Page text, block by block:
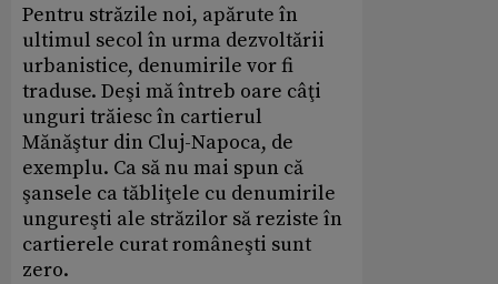
Pentru străzile noi, apărute în
ultimul secol în urma dezvoltării
urbanistice, denumirile vor fi
traduse. Deşi mă întreb oare câţi
unguri trăiesc în cartierul
Mănăştur din Cluj-Napoca, de
exemplu. Ca să nu mai spun că
şansele ca tăbliţele cu denumirile
ungureşti ale străzilor să reziste în
cartierele curat româneşti sunt
zero.